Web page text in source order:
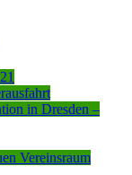
in Dresden –
Vereinsraum